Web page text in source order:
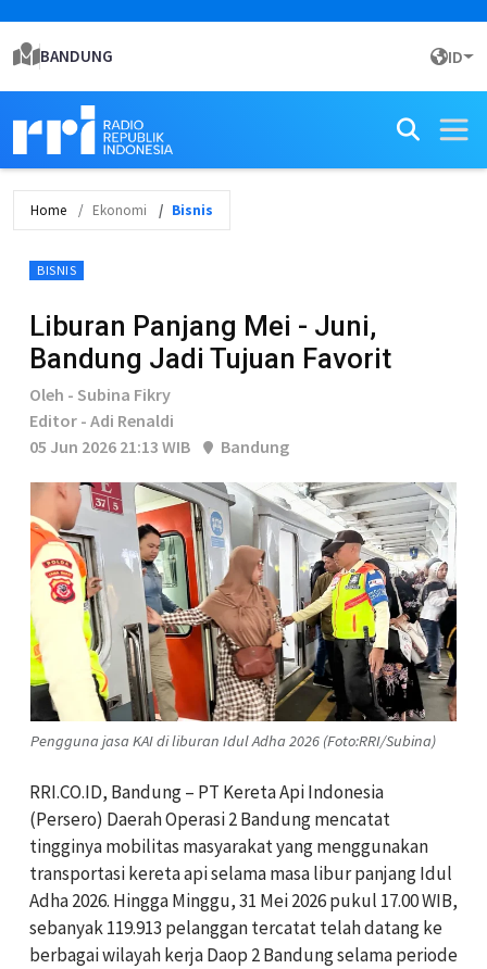
BANDUNG ID
Home Ekonomi Bisnis
BISNIS
Liburan Panjang Mei - Juni,
Bandung Jadi Tujuan Favorit
Oleh - Subina Fikry
Editor - Adi Renaldi
05 Jun 2026 21:13 WIB
Bandung
Pengguna jasa KAI di liburan Idul Adha 2026 (Foto:RRI/Subina)
RRI.CO.ID, Bandung – PT Kereta Api Indonesia
(Persero) Daerah Operasi 2 Bandung mencatat
tingginya mobilitas masyarakat yang menggunakan
transportasi kereta api selama masa libur panjang Idul
Adha 2026. Hingga Minggu, 31 Mei 2026 pukul 17.00 WIB,
sebanyak 119.913 pelanggan tercatat telah datang ke
berbagai wilayah kerja Daop 2 Bandung selama periode